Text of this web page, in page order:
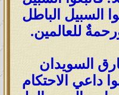
السبيل الباطل
للعالمين.
السويدان
داعي الاحتكام